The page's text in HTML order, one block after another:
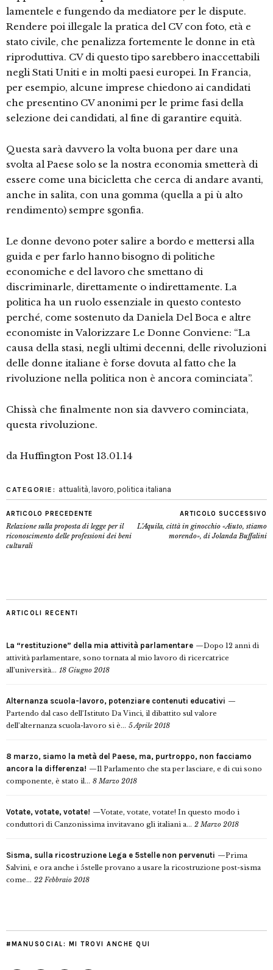
lamentele e fungendo da mediatore per le dispute.
Rendere poi illegale la pratica del CV con foto, età e
stato civile, che penalizza fortemente le donne in età
riproduttiva. CV di questo tipo sarebbero inaccettabili
negli Stati Uniti e in molti paesi europei. In Francia,
per esempio, alcune imprese chiedono ai candidati
che presentino CV anonimi per le prime fasi della
selezione dei candidati, al fine di garantire equità.
Questa sarà davvero la volta buona per dare una
svolta al Paese solo se la nostra economia smetterà di
essere come una bicicletta che cerca di andare avanti,
anche in salita, con una gomma (quella a pi ù alto
rendimento) sempre sgonfia.
Le donne devono poter salire a bordo e mettersi alla
guida e per farlo hanno bisogno di politiche
economiche e del lavoro che smettano di
discriminarle, direttamente o indirettamente. La
politica ha un ruolo essenziale in questo contesto
perché, come sostenuto da Daniela Del Boca e altre
economiste in Valorizzare Le Donne Conviene: “La
causa della stasi, negli ultimi decenni, delle rivoluzioni
delle donne italiane è forse dovuta al fatto che la
rivoluzione nella politica non è ancora cominciata”.
Chissà che finalmente non sia davvero cominciata,
questa rivoluzione.
da Huffington Post 13.01.14
CATEGORIE: attualità, lavoro, politica italiana
ARTICOLO PRECEDENTE
Relazione sulla proposta di legge per il
riconoscimento delle professioni dei beni
culturali
ARTICOLO SUCCESSIVO
L’Aquila, città in ginocchio «Aiuto, stiamo
morendo», di Jolanda Buffalini
ARTICOLI RECENTI
La “restituzione” della mia attività parlamentare
Dopo 12 anni di
attività parlamentare, sono tornata al mio lavoro di ricercatrice
all’università... 18 Giugno 2018
Alternanza scuola-lavoro, potenziare contenuti educativi
Partendo dal caso dell’Istituto Da Vinci, il dibattito sul valore
dell’alternanza scuola-lavoro si è... 5 Aprile 2018
8 marzo, siamo la metà del Paese, ma, purtroppo, non facciamo
ancora la differenza!
Il Parlamento che sta per lasciare, e di cui sono
componente, è stato il... 8 Marzo 2018
Votate, votate, votate!
Votate, votate, votate! In questo modo i
conduttori di Canzonissima invitavano gli italiani a... 2 Marzo 2018
Sisma, sulla ricostruzione Lega e 5stelle non pervenuti
Prima
Salvini, e ora anche i 5stelle provano a usare la ricostruzione post-sisma
come... 22 Febbraio 2018
#MANUSOCIAL: MI TROVI ANCHE QUI